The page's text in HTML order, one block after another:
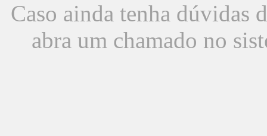
Caso ainda tenha dúvidas
abra um chamado no